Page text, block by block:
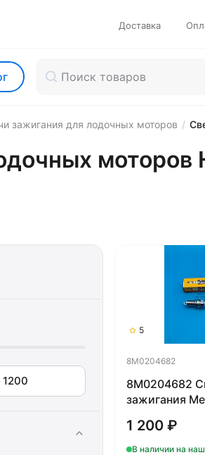
Доставка
зажигания для лодочных моторов /
моторов
5
8M0204682
8M0204682
зажигания
1 200 ₽
В наличии на